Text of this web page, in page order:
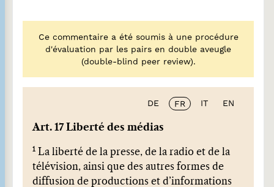
Ce commentaire a été soumis à une procédure
d'évaluation par les pairs en double aveugle
(double-blind peer review).
DE FR IT EN
Art. 17 Liberté des médias
1
La liberté de la presse, de la radio et de la
télévision, ainsi que des autres formes de
diffusion de productions et d’informations